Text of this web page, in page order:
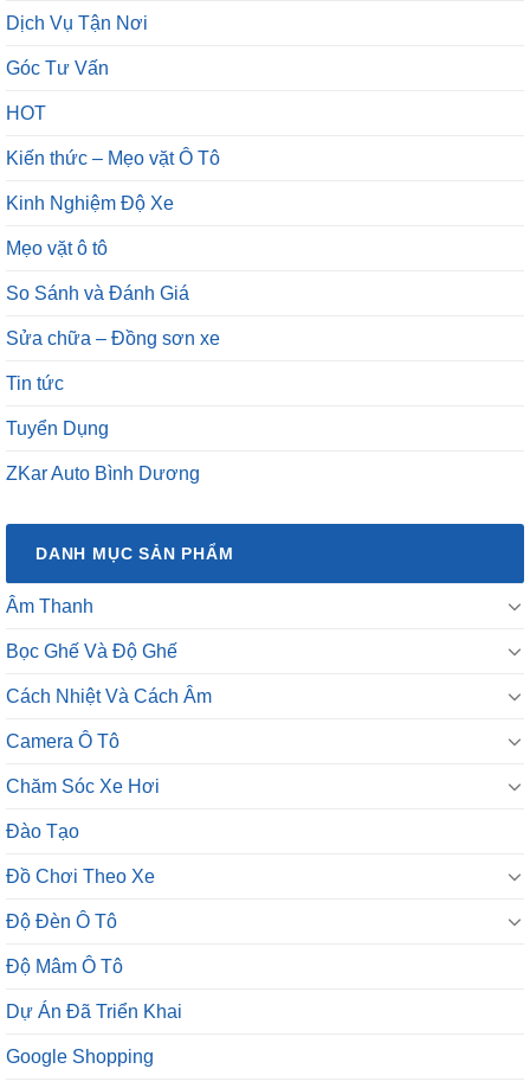
Dịch Vụ Tận Nơi
Góc Tư Vấn
HOT
Kiến thức – Mẹo vặt Ô Tô
Kinh Nghiệm Độ Xe
Mẹo vặt ô tô
So Sánh và Đánh Giá
Sửa chữa – Đồng sơn xe
Tin tức
Tuyển Dụng
ZKar Auto Bình Dương
DANH MỤC SẢN PHẨM
Âm Thanh
Bọc Ghế Và Độ Ghế
Cách Nhiệt Và Cách Âm
Camera Ô Tô
Chăm Sóc Xe Hơi
Đào Tạo
Đồ Chơi Theo Xe
Độ Đèn Ô Tô
Độ Mâm Ô Tô
Dự Án Đã Triển Khai
Google Shopping